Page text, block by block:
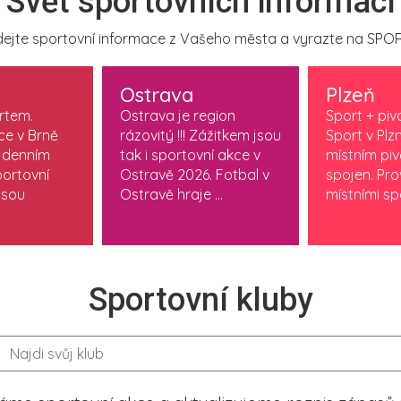
sportovní informace z Vašeho města a vyrazte na
v Brně
Ostrava
Ostrava je region
rázovitý !!! Zážitkem jsou
tak i sportovní akce v
Ostravě 2026. Fotbal v
Ostravě hraje ...
Plzeň
Sport +
Sport v
místním
spojen.
místními
Sportovní kluby